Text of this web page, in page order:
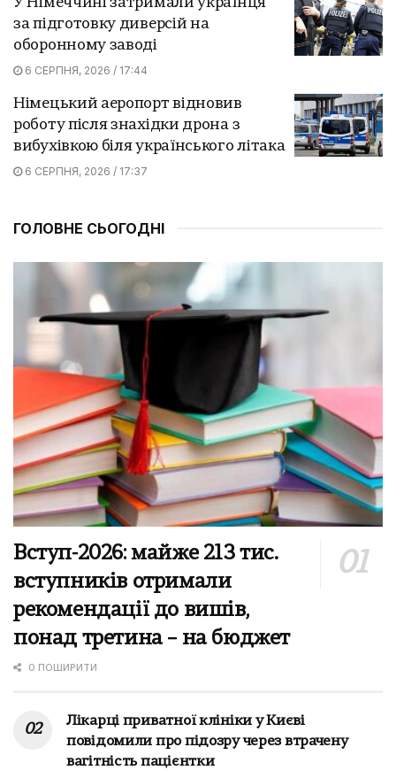
за підготовку диверсій на
оборонному заводі
6 СЕРПНЯ, 2026 / 17:44
Німецький аеропорт відновив
роботу після знахідки дрона з
вибухівкою біля українського літака
6 СЕРПНЯ, 2026 / 17:37
ГОЛОВНЕ СЬОГОДНІ
Вступ-2026: майже 213 тис.
вступників отримали
рекомендації до вишів,
понад третина – на бюджет
0 ПОШИРИТИ
Лікарці приватної клініки у Києві
повідомили про підозру через втрачену
вагітність пацієнтки